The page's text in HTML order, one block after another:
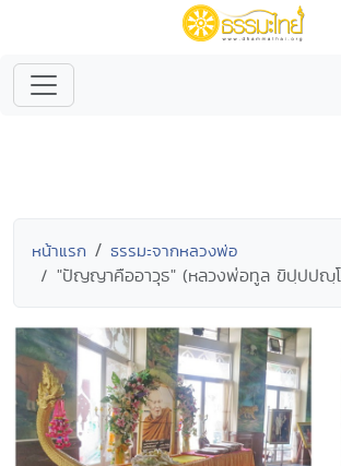
หน้าแรก ธรรมะจากหลวงพ่อ
"ปัญญาคืออาวุธ" (หลวงพ่อทูล ขิปฺปปญฺ